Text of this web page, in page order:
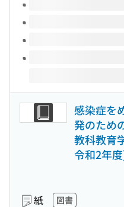
感染症を
発のため
教科教育
令和2年
紙 図書